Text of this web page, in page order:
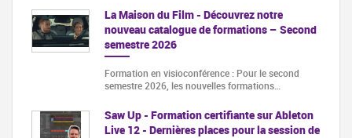
La Maison du Film - Découvrez notre
nouveau catalogue de formations – Second
semestre 2026
Formation en visioconférence : Pour le second
semestre 2026, les nouvelles formations…
Saw Up - Formation certifiante sur Ableton
Live 12 - Dernières places pour la session de